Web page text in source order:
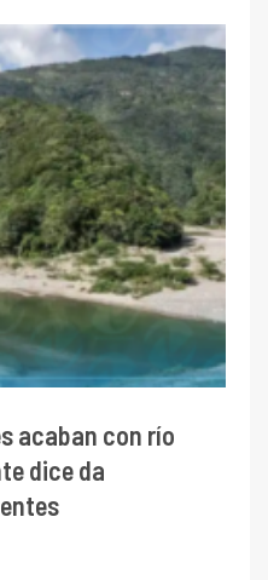
acaban con río
dice da